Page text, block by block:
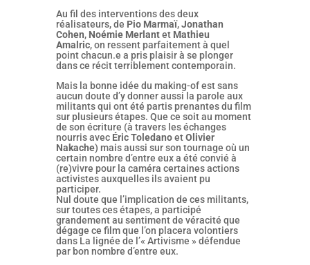
Au fil des interventions des deux
réalisateurs, de Pio Marmaï,Jonathan
Cohen, Noémie Merlantet Mathieu
Amalric, on ressent parfaitement à quel
point chacun.e a pris plaisir à se plonger
dans ce récit terriblement contemporain.
Mais la bonne idée du making-of est sans
aucun doute d’y donner aussi la parole aux
militants qui ont été partis prenantes du film
sur plusieurs étapes. Que ce soit au moment
de son écriture (à travers les échanges
nourris avec Éric ToledanoetOlivier
Nakache) mais aussi sur son tournage où un
certain nombre d’entre eux a été convié à
(re)vivre pour la caméra certaines actions
activistes auxquelles ils avaient pu
participer.
Nul doute que l’implication de ces militants,
sur toutes ces étapes, a participé
grandement au sentiment de véracité que
dégage ce film que l’on placera volontiers
dans La lignée de l’« Artivisme » défendue
par bon nombre d’entre eux.